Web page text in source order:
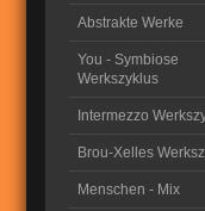
Abstrakte Werke
You - Symbiose
Werkszyklus
Intermezzo
Brou-Xelles
Menschen - Mix